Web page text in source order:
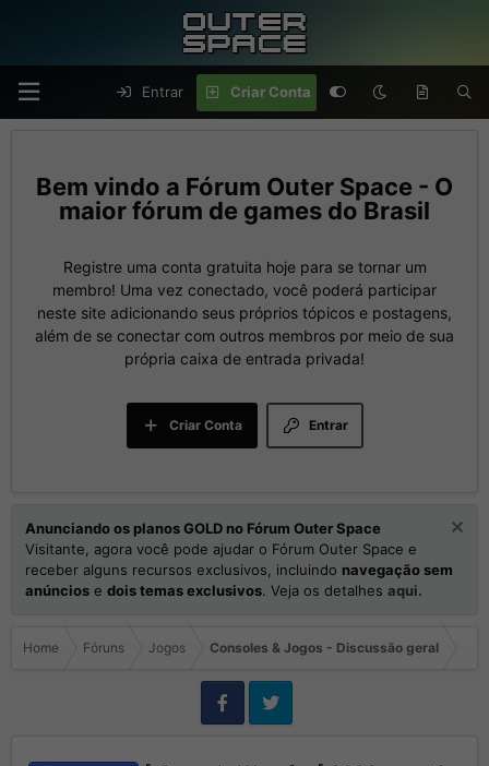
Entrar Criar Conta
Fórum Outer Space - O
maior fórum de games do Brasil
Registre uma conta gratuita hoje para se tornar um
membro! Uma vez conectado, você poderá participar
neste site adicionando seus próprios tópicos e postagens,
além de se conectar com outros membros por meio de sua
própria caixa de entrada privada!
Entrar
Criar Conta
Anunciando os planos GOLD no Fórum Outer Space
Visitante, agora você pode ajudar o Fórum Outer Space e
receber alguns recursos exclusivos, incluindo navegação sem
anúncios e dois temas exclusivos. Veja os detalhes aqui.
Home Fóruns Jogos Consoles & Jogos - Discussão geral